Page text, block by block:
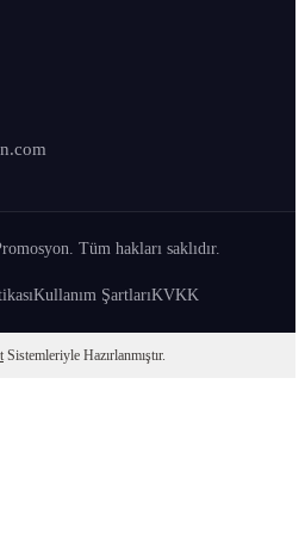
Tüm hakları saklıdır.
Kullanım ŞartlarıKVKK
Sistemleriyle Hazırlanmıştır.